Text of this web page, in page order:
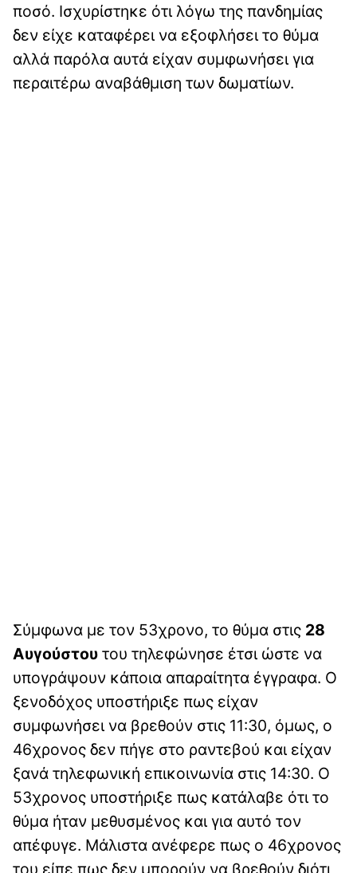
ποσό. Ισχυρίστηκε ότι λόγω της πανδημίας
δεν είχε καταφέρει να εξοφλήσει το θύμα
αλλά παρόλα αυτά είχαν συμφωνήσει για
περαιτέρω αναβάθμιση των δωματίων.
Σύμφωνα με τον 53χρονο, το θύμα στις 28
Αυγούστου του τηλεφώνησε έτσι ώστε να
υπογράψουν κάποια απαραίτητα έγγραφα. Ο
ξενοδόχος υποστήριξε πως είχαν
συμφωνήσει να βρεθούν στις 11:30, όμως, ο
46χρονος δεν πήγε στο ραντεβού και είχαν
ξανά τηλεφωνική επικοινωνία στις 14:30. Ο
53χρονος υποστήριξε πως κατάλαβε ότι το
θύμα ήταν μεθυσμένος και για αυτό τον
απέφυγε. Μάλιστα ανέφερε πως ο 46χρονος
του είπε πως δεν μπορούν να βρεθούν διότι